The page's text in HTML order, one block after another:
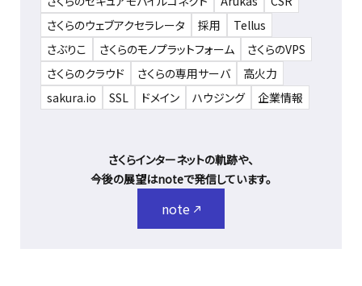
さくらのウェブアクセラレータ
採用
Tellus
さぶりこ
さくらのモノプラットフォーム
さくらのVPS
さくらのクラウド
さくらの専用サーバ
高火力
sakura.io
SSL ドメイン ハウジング 企業情報
さくらインターネットの軌跡や、
今後の展望はnoteで発信しています。
note